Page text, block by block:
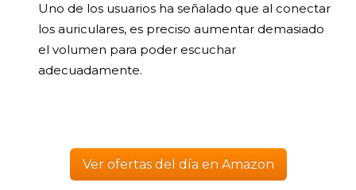
Uno de los usuarios ha señalado que al conectar
los auriculares, es preciso aumentar demasiado
el volumen para poder escuchar
adecuadamente.
Ver ofertas del día en Amazon